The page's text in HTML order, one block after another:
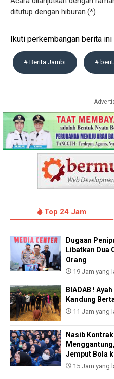
ditutup dengan hiburan.(*)
Ikuti perkembangan berita
# Berita Jambi #
Top 24 Jam
Dugaan
Libatkan Dua
Orang
19 Jam yang
BIADAB !
Kandung
11 Jam yang
Nasib
Jemput Bola
15 Jam yang